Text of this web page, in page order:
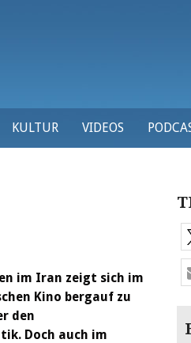
KULTUR VIDEOS
im Iran zeigt sich im
Kino bergauf zu
den
Doch auch im